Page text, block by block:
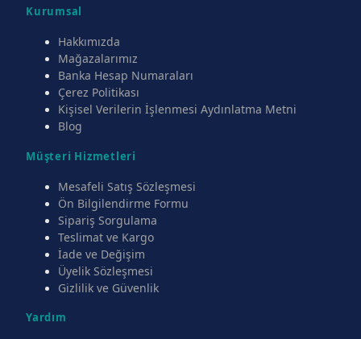
Kurumsal
Hakkımızda
Mağazalarımız
Banka Hesap Numaraları
Çerez Politikası
Kişisel Verilerin İşlenmesi Aydınlatma Metni
Blog
Müşteri Hizmetleri
Mesafeli Satış Sözleşmesi
Ön Bilgilendirme Formu
Sipariş Sorgulama
Teslimat ve Kargo
İade ve Değişim
Üyelik Sözleşmesi
Gizlilik ve Güvenlik
Yardım